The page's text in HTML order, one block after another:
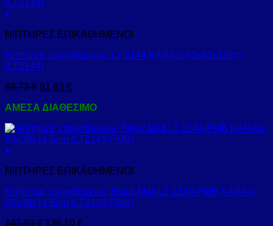
+
ΝΙΠΤΗΡΕΣ ΕΠΙΚΑΘΗΜΕΝΟΙ
Νιπτήρας επικαθήμενος LT 2144 KARAG 41x41x15cm
(LT2144)
88,73€ 81,63 €
ΑΜΕΣΑ ΔΙΑΘΕΣΙΜΟ
+
ΝΙΠΤΗΡΕΣ ΕΠΙΚΑΘΗΜΕΝΟΙ
Νιπτήρας επικαθήμενος Black Matt LT 2143-PMB KARAG
60x39x14,5cm (LT2143-PMB)
147,93€ 136,10 €